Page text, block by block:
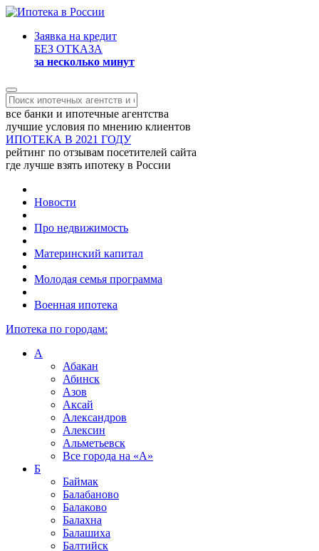
Заявка на кредит
БЕЗ ОТКАЗА
за несколько минут
все банки и ипотечные агентства
лучшие условия по мнению клиентов
ИПОТЕКА В 2021 ГОДУ
рейтинг по отзывам посетителей сайта
где лучше взять ипотеку в России
Новости
Про недвижимость
Материнский капитал
Молодая семья программа
Военная ипотека
Ипотека по городам:
А
Абакан
Абинск
Азов
Аксай
Александров
Алексин
Альметьевск
Все города на «А»
Б
Баймак
Балабаново
Балаково
Балахна
Балашиха
Балтийск